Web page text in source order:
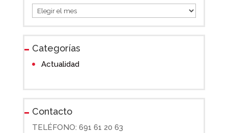
Archivos
Categorías
Actualidad
Contacto
TELÉFONO: 691 61 20 63